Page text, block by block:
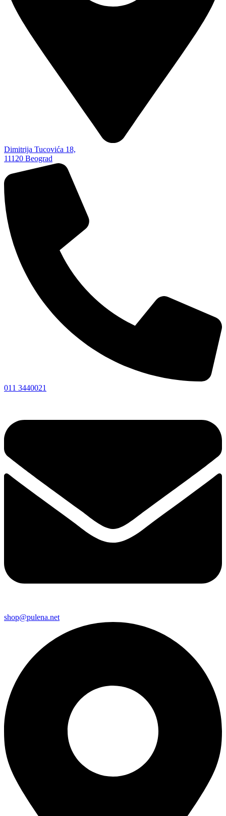
Dimitrija Tucovića 18,
11120 Beograd
011 3440021
shop@pulena.net